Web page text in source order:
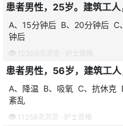
患者男性，25岁。建筑工
A、15分钟后 B、20分钟后
钟后
12309次浏览 · 护士资格
A、降温 B、吸氧 C、抗休克
紊乱
11358次浏览 · 护士资格